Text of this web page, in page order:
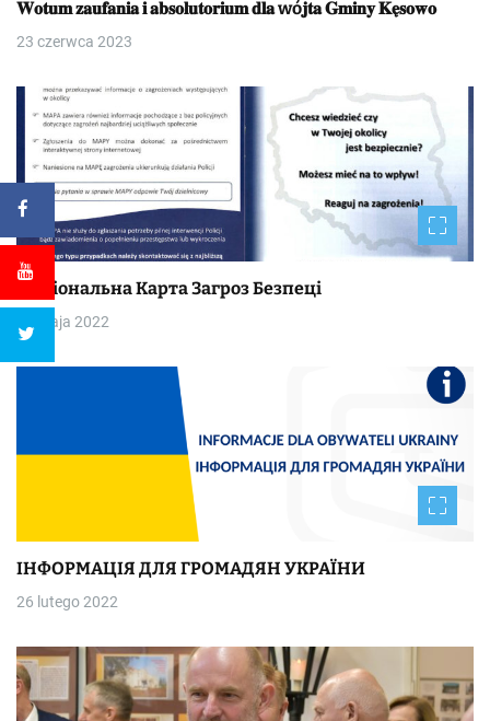
𝐖𝐨𝐭𝐮𝐦 𝐳𝐚𝐮𝐟𝐚𝐧𝐢𝐚 𝐢 𝐚𝐛𝐬𝐨𝐥𝐮𝐭𝐨𝐫𝐢𝐮𝐦 𝐝𝐥𝐚 wó𝐣𝐭𝐚 𝐆𝐦𝐢𝐧𝐲 𝐊𝐞̨𝐬𝐨𝐰𝐨
23 czerwca 2023
Національна Kapтa Загроз Безпеці
30 maja 2022
ІНФОРМАЦІЯ ДЛЯ ГРОМАДЯН УКРАЇНИ
26 lutego 2022